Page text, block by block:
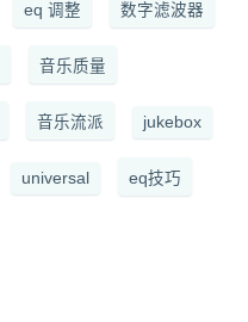
eq 调整 数字滤波器
音乐质量
音乐流派 jukebox
universal eq技巧